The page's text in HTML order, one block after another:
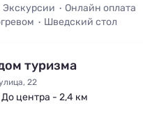
Экскурсии
Онлайн оплата
Шведский стол
туризма
22
центра - 2,4 км